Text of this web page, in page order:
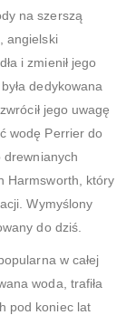
na szerszą
angielski
i zmienił jego
dedykowana
jego uwagę
wodę Perrier do
drewnianych
Harmsworth, który
Wymyślony
do dziś.
w całej
woda, trafiła
pod koniec lat